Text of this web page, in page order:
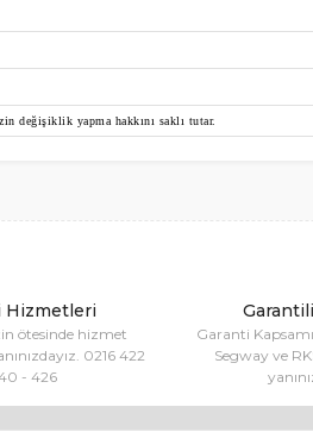
değişiklik yapma hakkını saklı tutar.
Hizmetleri
ötesinde hizmet
0216 422
- 426
Garanti
Segway ve